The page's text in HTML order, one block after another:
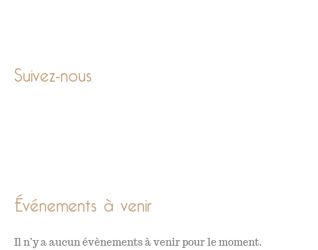
Suivez-nous
Événements à venir
Il n’y a aucun évènements à venir pour le moment.